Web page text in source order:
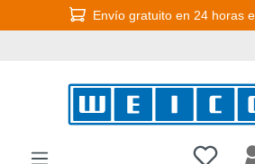
Saltar al contenido principal
Envío gratuito en 24 horas